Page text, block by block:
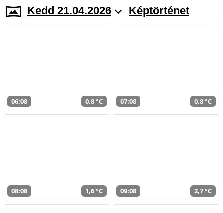
Kedd 21.04.2026 Képtörténet
06:08 0,8 °C 07:08 0,8 °C
08:08 1,6 °C 09:08 2,7 °C